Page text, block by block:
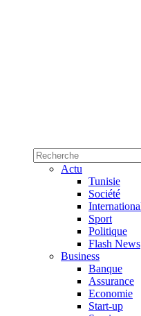
Actu
Tunisie
Société
Sport
Politique
Flash News
Business
Banque
Assurance
Economie
Start-up